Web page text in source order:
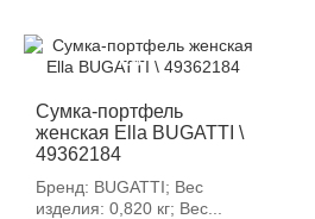
Сумка-портфель
женская Ella BUGATTI \
49362184
Бренд: BUGATTI; Вес
изделия: 0,820 кг; Вес...
-12%